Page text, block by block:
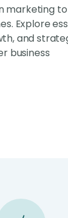
marketing to
Explore
and
business